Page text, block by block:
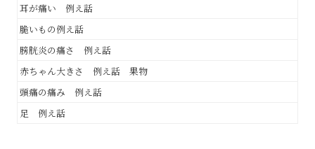
耳が痛い 例え話
脆いもの例え話
膀胱炎の痛さ 例え話
赤ちゃん大きさ 例え話 果物
頭痛の痛み 例え話
足 例え話